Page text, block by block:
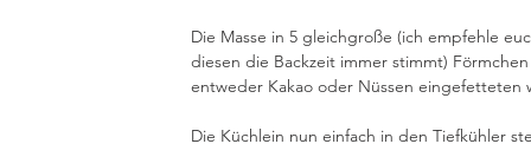
Die Masse in 5 gleichgroße (ich empfehle
diesen die Backzeit immer stimmt)
entweder Kakao oder Nüssen eingefetteten
Die Küchlein nun einfach in den Tiefkühler